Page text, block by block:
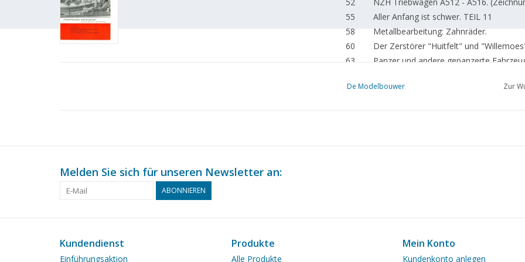
55
Aller Anfang ist schwer. TEIL 11
58
Metallbearbeitung: Zahnräder.
60
Der Zerstörer "Huitfelt" und
63
Panzer und andere gepanzerte
69
HO Modelleisenbahn;
De Modelbouwer Zur
Melden Sie sich für unseren Newsletter an:
ABONNIEREN
Kundendienst
Einführungsaktion
Produkte
Alle Produkte
Mein Konto
Kundenkonto anlegen